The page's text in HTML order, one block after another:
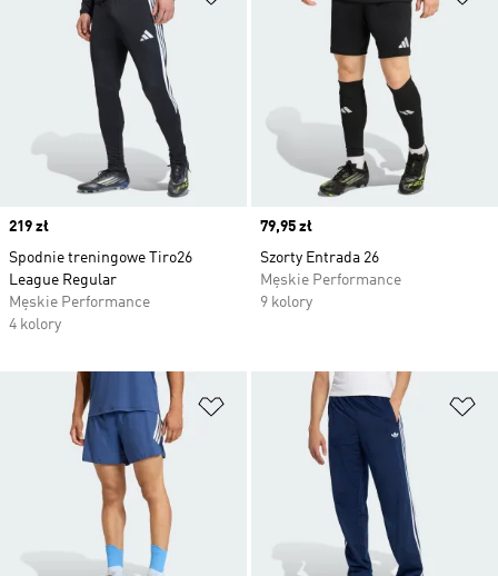
Price
219 zł
Spodnie treningowe Tiro26
League Regular
Męskie Performance
4 kolory
Price
79,95 zł
Szorty Entrada 26
Męskie Performance
9 kolory
Dodaj do listy życzeń